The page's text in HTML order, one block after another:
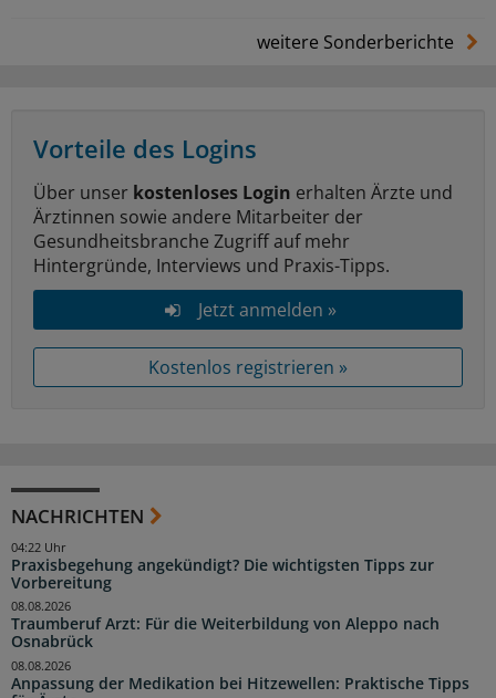
weitere Sonderberichte
Vorteile des Logins
Über unser kostenloses Login erhalten Ärzte und
Ärztinnen sowie andere Mitarbeiter der
Gesundheitsbranche Zugriff auf mehr
Hintergründe, Interviews und Praxis-Tipps.
Jetzt anmelden »
Kostenlos registrieren »
NACHRICHTEN
Praxisbegehung angekündigt? Die wichtigsten Tipps zur
Vorbereitung
04:22 Uhr
Traumberuf Arzt: Für die Weiterbildung von Aleppo nach
Osnabrück
08.08.2026
Anpassung der Medikation bei Hitzewellen: Praktische Tipps
08.08.2026